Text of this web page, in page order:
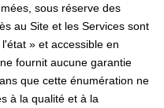
sous réserve des
au Site et les Services sont
» et accessible en
fournit aucune garantie
que cette énumération ne
à la qualité et à la